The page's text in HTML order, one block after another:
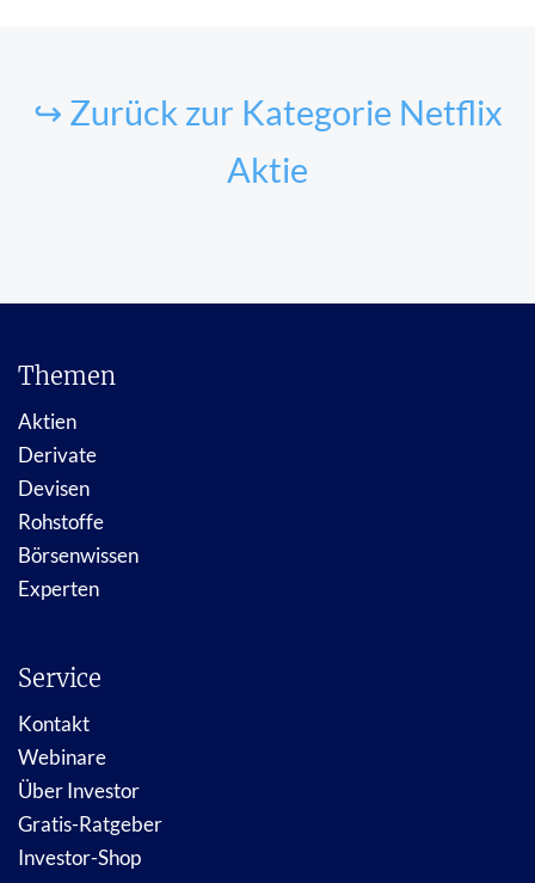
↪ Zurück zur Kategorie Netflix
Aktie
Themen
Aktien
Derivate
Devisen
Rohstoffe
Börsenwissen
Experten
Service
Kontakt
Webinare
Über Investor
Gratis-Ratgeber
Investor-Shop